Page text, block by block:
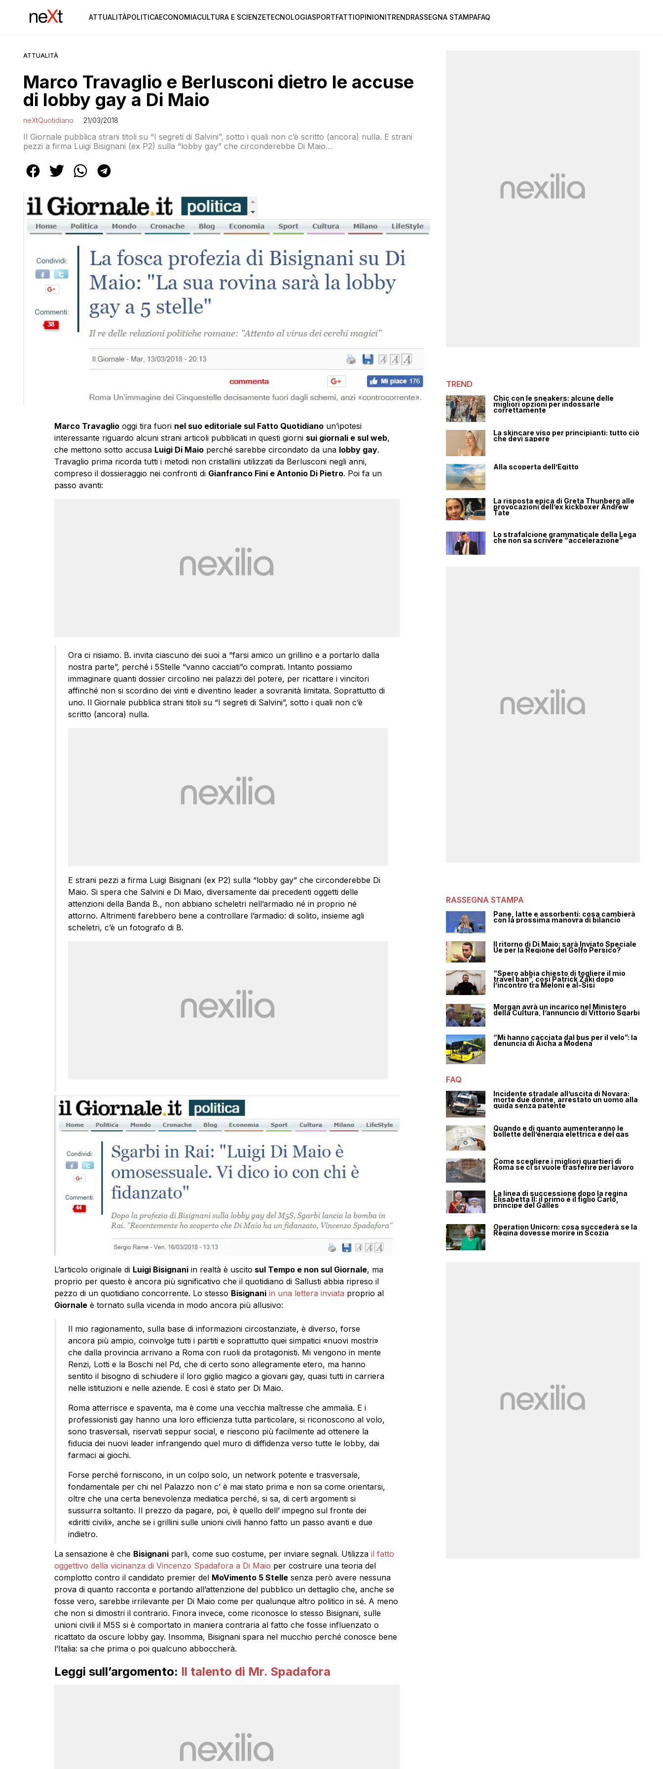
ATTUALITÀPOLITICAECONOMIACULTURA E SCIENZETECNOLOGIASPORTFATTIOPINIONITRENDRASSEGNA STAMPAFAQ
ATTUALITÀ
Marco Travaglio e Berlusconi dietro le accuse
di lobby gay a Di Maio
neXtQuotidiano 21/03/2018
Il Giornale pubblica strani titoli su “I segreti di Salvini”, sotto i quali non c’è scritto (ancora) nulla. E strani
pezzi a firma Luigi Bisignani (ex P2) sulla “lobby gay” che circonderebbe Di Maio…
Marco Travagliooggi tira fuori nel suo editoriale sul Fatto Quotidianoun’ipotesi
interessante riguardo alcuni strani articoli pubblicati in questi giorni sui giornali e sul web,
che mettono sotto accusa Luigi Di Maioperché sarebbe circondato da una lobby gay.
Travaglio prima ricorda tutti i metodi non cristallini utilizzati da Berlusconi negli anni,
compreso il dossieraggio nei confronti di Gianfranco Fini e Antonio Di Pietro. Poi fa un
passo avanti:
Ora ci risiamo. B. invita ciascuno dei suoi a “farsi amico un grillino e a portarlo dalla
nostra parte”, perché i 5Stelle “vanno cacciati”o comprati. Intanto possiamo
immaginare quanti dossier circolino nei palazzi del potere, per ricattare i vincitori
affinché non si scordino dei vinti e diventino leader a sovranità limitata. Soprattutto di
uno. Il Giornale pubblica strani titoli su “I segreti di Salvini”, sotto i quali non c’è
scritto (ancora) nulla.
E strani pezzi a firma Luigi Bisignani (ex P2) sulla “lobby gay” che circonderebbe Di
Maio. Si spera che Salvini e Di Maio, diversamente dai precedenti oggetti delle
attenzioni della Banda B., non abbiano scheletri nell’armadio né in proprio né
attorno. Altrimenti farebbero bene a controllare l’armadio: di solito, insieme agli
scheletri, c’è un fotografo di B.
L’articolo originale di Luigi Bisignaniin realtà è uscito sul Tempo e non sul Giornale, ma
proprio per questo è ancora più significativo che il quotidiano di Sallusti abbia ripreso il
pezzo di un quotidiano concorrente. Lo stesso Bisignani in una lettera inviata proprio al
Giornaleè tornato sulla vicenda in modo ancora più allusivo:
Il mio ragionamento, sulla base di informazioni circostanziate, è diverso, forse
ancora più ampio, coinvolge tutti i partiti e soprattutto quei simpatici «nuovi mostri»
che dalla provincia arrivano a Roma con ruoli da protagonisti. Mi vengono in mente
Renzi, Lotti e la Boschi nel Pd, che di certo sono allegramente etero, ma hanno
sentito il bisogno di schiudere il loro giglio magico a giovani gay, quasi tutti in carriera
nelle istituzioni e nelle aziende. E così è stato per Di Maio.
Roma atterrisce e spaventa, ma è come una vecchia maîtresse che ammalia. E i
professionisti gay hanno una loro efficienza tutta particolare, si riconoscono al volo,
sono trasversali, riservati seppur social, e riescono più facilmente ad ottenere la
fiducia dei nuovi leader infrangendo quel muro di diffidenza verso tutte le lobby, dai
farmaci ai giochi.
Forse perché forniscono, in un colpo solo, un network potente e trasversale,
fondamentale per chi nel Palazzo non c’ è mai stato prima e non sa come orientarsi,
oltre che una certa benevolenza mediatica perché, si sa, di certi argomenti si
sussurra soltanto. Il prezzo da pagare, poi, è quello dell’ impegno sul fronte dei
«diritti civili», anche se i grillini sulle unioni civili hanno fatto un passo avanti e due
indietro.
La sensazione è che Bisignaniparli, come suo costume, per inviare segnali. Utilizza il fatto
oggettivo della vicinanza di Vincenzo Spadafora a Di Maio per costruire una teoria del
complotto contro il candidato premier del MoVimento 5 Stellesenza però avere nessuna
prova di quanto racconta e portando all’attenzione del pubblico un dettaglio che, anche se
fosse vero, sarebbe irrilevante per Di Maio come per qualunque altro politico in sé. A meno
che non si dimostri il contrario. Finora invece, come riconosce lo stesso Bisignani, sulle
unioni civili il M5S si è comportato in maniera contraria al fatto che fosse influenzato o
ricattato da oscure lobby gay. Insomma, Bisignani spara nel mucchio perché conosce bene
l’Italia: sa che prima o poi qualcuno abboccherà.
Leggi sull’argomento: Il talento di Mr. Spadafora
TREND
Chic con le sneakers: alcune delle
migliori opzioni per indossarle
correttamente
La skincare viso per principianti: tutto ciò
che devi sapere
Alla scoperta dell’Egitto
La risposta epica di Greta Thunberg alle
provocazioni dell’ex kickboxer Andrew
Tate
Lo strafalcione grammaticale della Lega
che non sa scrivere “accelerazione”
RASSEGNA STAMPA
Pane, latte e assorbenti: cosa cambierà
con la prossima manovra di bilancio
Il ritorno di Di Maio: sarà Inviato Speciale
Ue per la Regione del Golfo Persico?
“Spero abbia chiesto di togliere il mio
travel ban”, così Patrick Zaki dopo
l’incontro tra Meloni e al-Sisi
Morgan avrà un incarico nel Ministero
della Cultura, l’annuncio di Vittorio Sgarbi
“Mi hanno cacciata dal bus per il velo”: la
denuncia di Aicha a Modena
FAQ
Incidente stradale all’uscita di Novara:
morte due donne, arrestato un uomo alla
guida senza patente
Quando e di quanto aumenteranno le
bollette dell’energia elettrica e del gas
Come scegliere i migliori quartieri di
Roma se ci si vuole trasferire per lavoro
La linea di successione dopo la regina
Elisabetta II: il primo è il figlio Carlo,
principe del Galles
Operation Unicorn: cosa succederà se la
Regina dovesse morire in Scozia